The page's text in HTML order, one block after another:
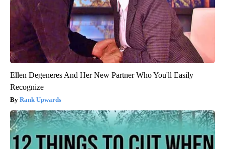
Ellen Degeneres And Her New Partner Who You'll Easily
Recognize
Rank Upwards